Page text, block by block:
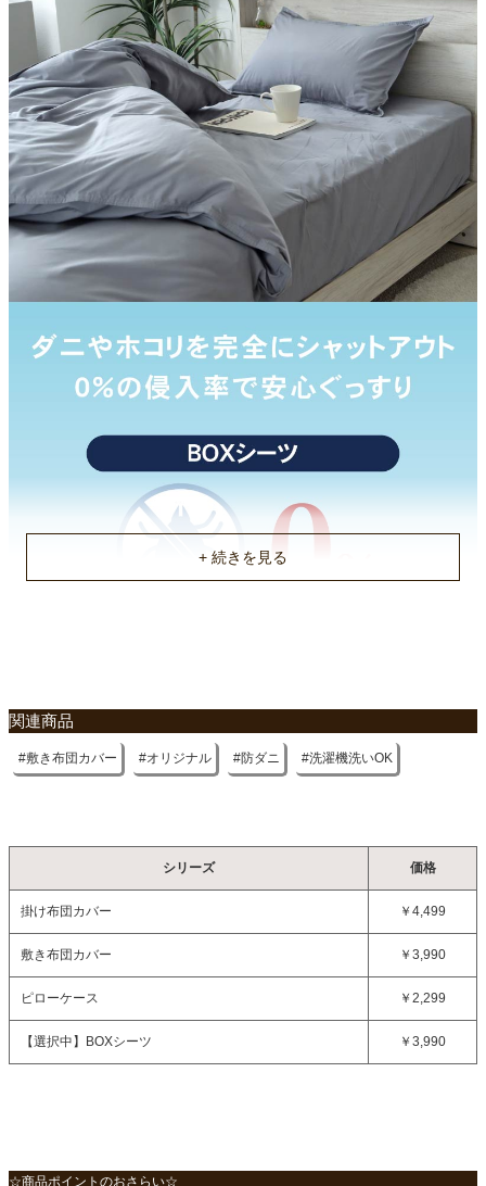
表生地
ポリエステル85%綿15％
裏生地
ポリエステル85%綿15％
原産国
中国
関連商品
敷き布団カバー オリジナル 防ダニ 洗濯機洗いOK
シリーズ 価格
掛け布団カバー ￥4,499
敷き布団カバー ￥3,990
ピローケース ￥2,299
【選択中】 BOXシーツ ￥3,990
☆商品ポイントのおさらい☆